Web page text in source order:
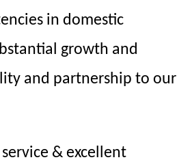
in domestic
growth and
and partnership to our
& excellent